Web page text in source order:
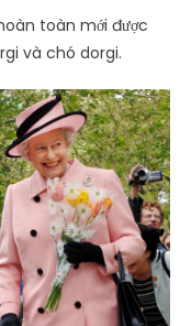
toàn mới được
và chó dorgi.